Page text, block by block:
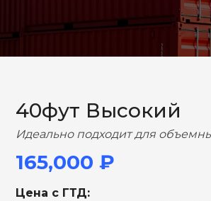
НАЗАД
40фут Высокий
Идеально подходит для
165,000 ₽
Цена с ГТД: